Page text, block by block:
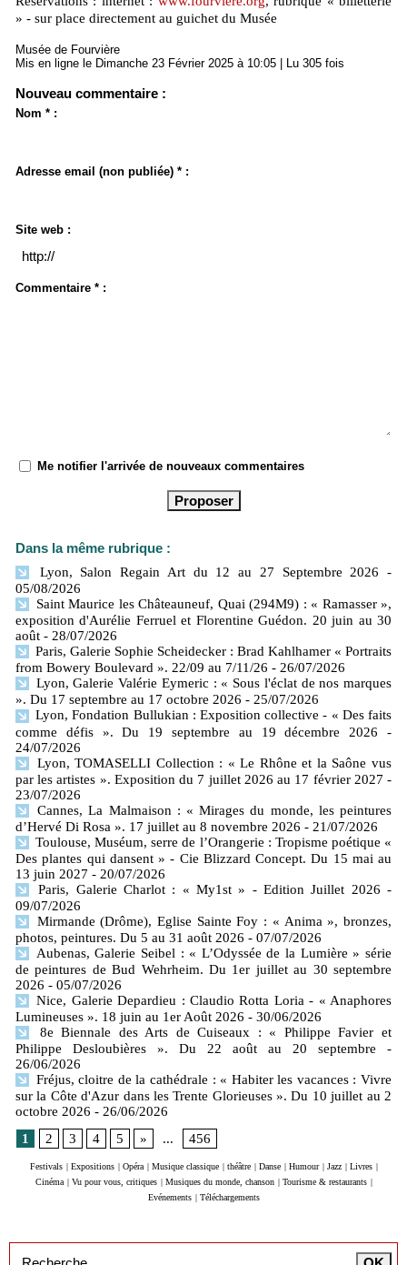
» - sur place directement au guichet du Musée
Musée de Fourvière
Mis en ligne le Dimanche 23 Février 2025 à 10:05 | Lu 305 fois
Nouveau commentaire :
Nom * :
Adresse email (non publiée) * :
Site web :
Commentaire * :
Me notifier l'arrivée de nouveaux commentaires
Dans la même rubrique :
Lyon, Salon Regain Art du 12 au 27 Septembre 2026
-
05/08/2026
Saint Maurice les Châteauneuf, Quai (294M9) : « Ramasser »,
exposition d'Aurélie Ferruel et Florentine Guédon. 20 juin au 30
août - 28/07/2026
Paris, Galerie Sophie Scheidecker : Brad Kahlhamer « Portraits
from Bowery Boulevard ». 22/09 au 7/11/26 - 26/07/2026
Lyon, Galerie Valérie Eymeric : « Sous l'éclat de nos marques
». Du 17 septembre au 17 octobre 2026 - 25/07/2026
Lyon, Fondation Bullukian : Exposition collective - « Des faits
comme défis ». Du 19 septembre au 19 décembre 2026
-
24/07/2026
Lyon, TOMASELLI Collection : « Le Rhône et la Saône vus
par les artistes ». Exposition du 7 juillet 2026 au 17 février 2027 -
23/07/2026
Cannes, La Malmaison : « Mirages du monde, les peintures
d’Hervé Di Rosa ». 17 juillet au 8 novembre 2026 - 21/07/2026
Toulouse, Muséum, serre de l’Orangerie : Tropisme poétique «
Des plantes qui dansent » - Cie Blizzard Concept. Du 15 mai au
13 juin 2027 - 20/07/2026
Paris, Galerie Charlot : « My1st » - Edition Juillet 2026 -
09/07/2026
Mirmande (Drôme), Eglise Sainte Foy : « Anima », bronzes,
photos, peintures. Du 5 au 31 août 2026 - 07/07/2026
Aubenas, Galerie Seibel : « L’Odyssée de la Lumière » série
de peintures de Bud Wehrheim. Du 1er juillet au 30 septembre
2026 - 05/07/2026
Nice, Galerie Depardieu : Claudio Rotta Loria - « Anaphores
Lumineuses ». 18 juin au 1er Août 2026 - 30/06/2026
8e Biennale des Arts de Cuiseaux : « Philippe Favier et
Philippe Desloubières ». Du 22 août au 20 septembre
-
26/06/2026
Fréjus, cloitre de la cathédrale : « Habiter les vacances : Vivre
sur la Côte d'Azur dans les Trente Glorieuses ». Du 10 juillet au 2
octobre 2026 - 26/06/2026
1
2 3 4 5 » ... 456
Festivals | Expositions | Opéra | Musique classique | théâtre | Danse | Humour | Jazz | Livres |
Cinéma | Vu pour vous, critiques | Musiques du monde, chanson | Tourisme & restaurants |
Evénements | Téléchargements